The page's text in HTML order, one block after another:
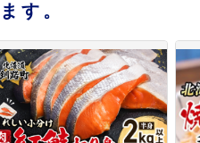
す。